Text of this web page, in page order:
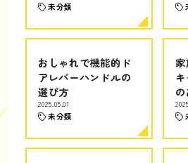
未分類
おしゃれで機能的ド
アレバーハンドルの
選び方
2025.05.01
未分類